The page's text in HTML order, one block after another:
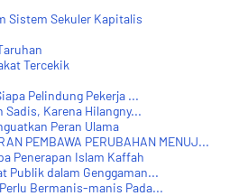
Sistem Sekuler Kapitalis
Tercekik
Pelindung Pekerja ...
Sadis, Karena Hilangny...
Peran Ulama
PEMBAWA PERUBAHAN MENUJ...
Penerapan Islam Kaffah
Publik dalam Genggaman...
Bermanis-manis Pada...